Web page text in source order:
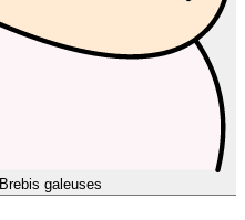
Brebis galeuses